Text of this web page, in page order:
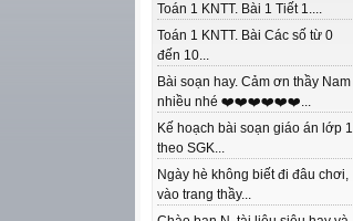
Toán 1 KNTT. Bài 1 Tiết 1....
Toán 1 KNTT. Bài Các số từ 0
đến 10...
Bài soạn hay. Cảm ơn thầy Nam
nhiều nhé ❤️❤️❤️❤️❤️❤️...
Kế hoạch bài soạn giáo án lớp 1
theo SGK...
Ngày hè không biết đi đâu chơi,
vào trang thầy...